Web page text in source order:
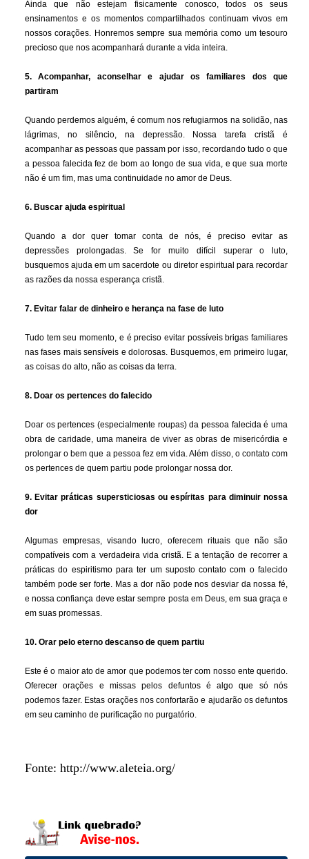
Ainda que não estejam fisicamente conosco, todos os seus
ensinamentos e os momentos compartilhados continuam vivos em
nossos corações. Honremos sempre sua memória como um tesouro
precioso que nos acompanhará durante a vida inteira.
5. Acompanhar, aconselhar e ajudar os familiares dos que
partiram
Quando perdemos alguém, é comum nos refugiarmos na solidão, nas
lágrimas, no silêncio, na depressão. Nossa tarefa cristã é
acompanhar as pessoas que passam por isso, recordando tudo o que
a pessoa falecida fez de bom ao longo de sua vida, e que sua morte
não é um fim, mas uma continuidade no amor de Deus.
6. Buscar ajuda espiritual
Quando a dor quer tomar conta de nós, é preciso evitar as
depressões prolongadas. Se for muito difícil superar o luto,
busquemos ajuda em um sacerdote ou diretor espiritual para recordar
as razões da nossa esperança cristã.
7. Evitar falar de dinheiro e herança na fase de luto
Tudo tem seu momento, e é preciso evitar possíveis brigas familiares
nas fases mais sensíveis e dolorosas. Busquemos, em primeiro lugar,
as coisas do alto, não as coisas da terra.
8. Doar os pertences do falecido
Doar os pertences (especialmente roupas) da pessoa falecida é uma
obra de caridade, uma maneira de viver as obras de misericórdia e
prolongar o bem que a pessoa fez em vida. Além disso, o contato com
os pertences de quem partiu pode prolongar nossa dor.
9. Evitar práticas supersticiosas ou espíritas para diminuir nossa
dor
Algumas empresas, visando lucro, oferecem rituais que não são
compatíveis com a verdadeira vida cristã. E a tentação de recorrer a
práticas do espiritismo para ter um suposto contato com o falecido
também pode ser forte. Mas a dor não pode nos desviar da nossa fé,
e nossa confiança deve estar sempre posta em Deus, em sua graça e
em suas promessas.
10. Orar pelo eterno descanso de quem partiu
Este é o maior ato de amor que podemos ter com nosso ente querido.
Oferecer orações e missas pelos defuntos é algo que só nós
podemos fazer. Estas orações nos confortarão e ajudarão os defuntos
em seu caminho de purificação no purgatório.
Fonte: http://www.aleteia.org/